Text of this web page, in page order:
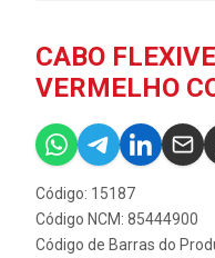
CABO
VERMELHO
Código: 15187
Código NCM: 85444900
Código de Barras do